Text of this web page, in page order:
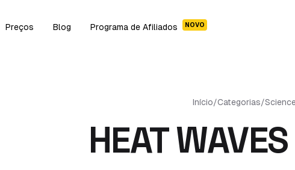
Preços Blog Programa de Afiliados NOVO
Início/Categorias/
HEAT WAVES